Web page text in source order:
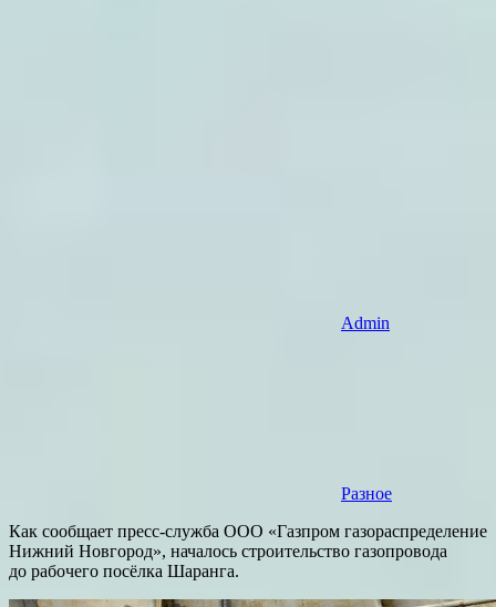
Admin
Разное
Как сообщает пресс-служба ООО «Газпром газораспределение
Нижний Новгород», началось строительство газопровода
до рабочего посёлка Шаранга.